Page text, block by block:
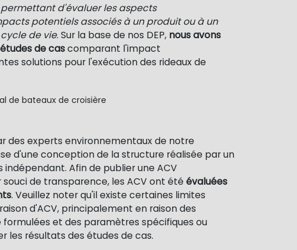
permettant d'évaluer les aspects
potentiels associés à un produit ou à un
de vie. Sur la base de nos DEP, nous avons
de cascomparant l'impact
solutions pour l'exécution des rideaux de
de bateaux de croisière
des experts environnementaux de notre
d'une conception de la structure réalisée par un
Afin de publier une ACV
de transparence, les ACV ont étéévaluées
. Veuillez noter qu'il existe certaines limites
d'ACV, principalement en raison des
et des paramètres spécifiques ou
les résultats des études de cas.